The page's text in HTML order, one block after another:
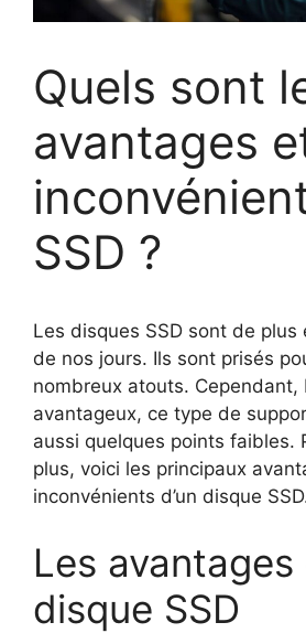
Quels sont
avantages
SSD ?
Les disques SSD sont de plus
de nos jours. Ils sont prisés
nombreux atouts. Cependant,
avantageux, ce type de
aussi quelques points faibles.
plus, voici les principaux
inconvénients d’un disque
Les avantages
disque SSD